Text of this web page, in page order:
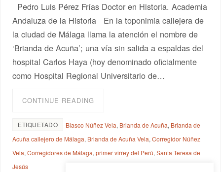
Pedro Luis Pérez Frías Doctor en Historia. Academia
Andaluza de la Historia En la toponimia callejera de
la ciudad de Málaga llama la atención el nombre de
‘Brianda de Acuña’; una vía sin salida a espaldas del
hospital Carlos Haya (hoy denominado oficialmente
como Hospital Regional Universitario de…
CONTINUE READING
ETIQUETADO Blasco Núñez Vela, Brianda de Acuña, Brianda de
Acuña callejero de Málaga, Brianda de Acuña Vela,Corregidor Núñez
Vela,Corregidores de Málaga,primer virrey del Perú,Santa Teresa de
Jesús